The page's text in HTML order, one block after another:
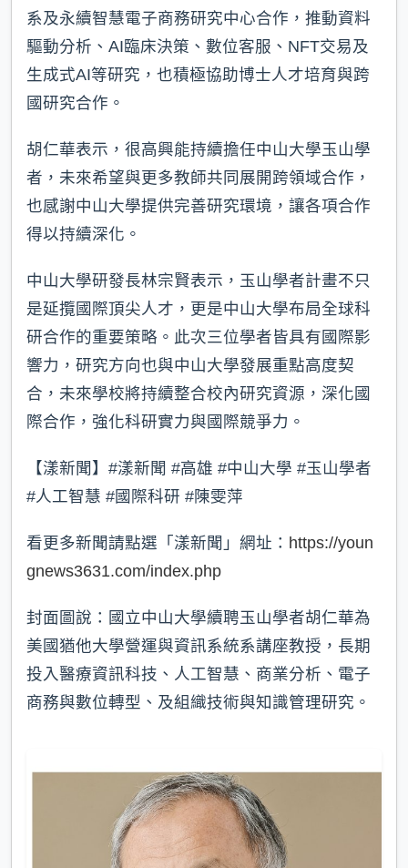
系及永續智慧電子商務研究中心合作，推動資料
驅動分析、AI臨床決策、數位客服、NFT交易及
生成式AI等研究，也積極協助博士人才培育與跨
國研究合作。
胡仁華表示，很高興能持續擔任中山大學玉山學
者，未來希望與更多教師共同展開跨領域合作，
也感謝中山大學提供完善研究環境，讓各項合作
得以持續深化。
中山大學研發長林宗賢表示，玉山學者計畫不只
是延攬國際頂尖人才，更是中山大學布局全球科
研合作的重要策略。此次三位學者皆具有國際影
響力，研究方向也與中山大學發展重點高度契
合，未來學校將持續整合校內研究資源，深化國
際合作，強化科研實力與國際競爭力。
【漾新聞】#漾新聞 #高雄 #中山大學 #玉山學者
#人工智慧 #國際科研 #陳雯萍
看更多新聞請點選「漾新聞」網址： https://youn
gnews3631.com/index.php
封面圖說：國立中山大學續聘玉山學者胡仁華為
美國猶他大學營運與資訊系統系講座教授，長期
投入醫療資訊科技、人工智慧、商業分析、電子
商務與數位轉型、及組織技術與知識管理研究。